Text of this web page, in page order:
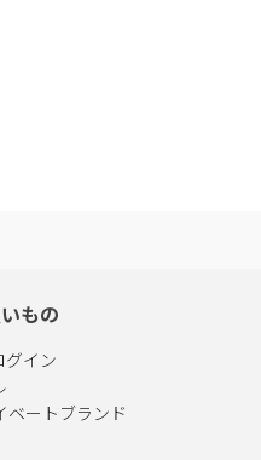
もの
グイン
ベートブランド